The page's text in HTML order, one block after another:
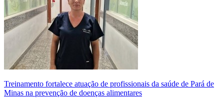
Treinamento fortalece atuação de profissionais da saúde de Pará de
Minas na prevenção de doenças alimentares